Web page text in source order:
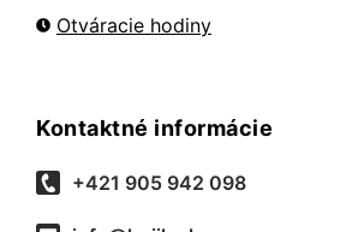
Otváracie hodiny
Kontaktné informácie
+421 905 942 098